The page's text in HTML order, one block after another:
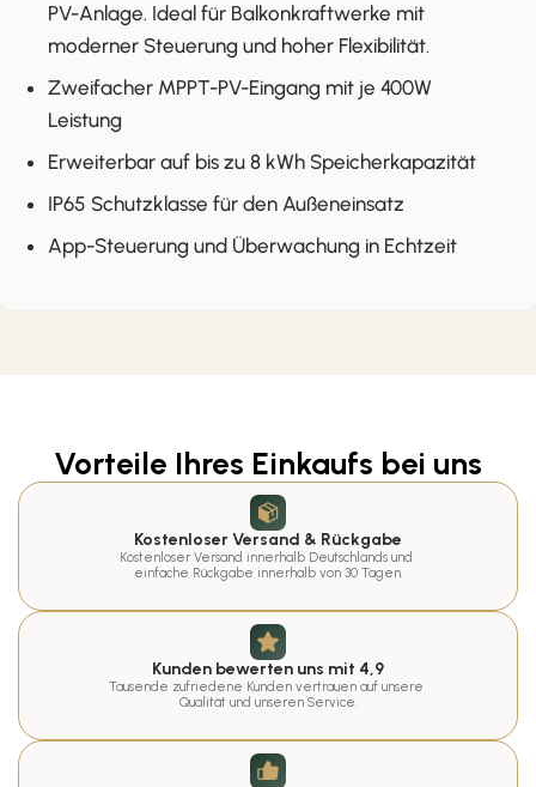
PV-Anlage. Ideal für Balkonkraftwerke mit
moderner Steuerung und hoher Flexibilität.
Zweifacher MPPT-PV-Eingang mit je 400W
Leistung
Erweiterbar auf bis zu 8 kWh Speicherkapazität
IP65 Schutzklasse für den Außeneinsatz
App-Steuerung und Überwachung in Echtzeit
Vorteile Ihres Einkaufs bei uns
Kostenloser Versand & Rückgabe
Kostenloser Versand innerhalb Deutschlands und
einfache Rückgabe innerhalb von 30 Tagen.
Kunden bewerten uns mit 4,9
Tausende zufriedene Kunden vertrauen auf unsere
Qualität und unseren Service.